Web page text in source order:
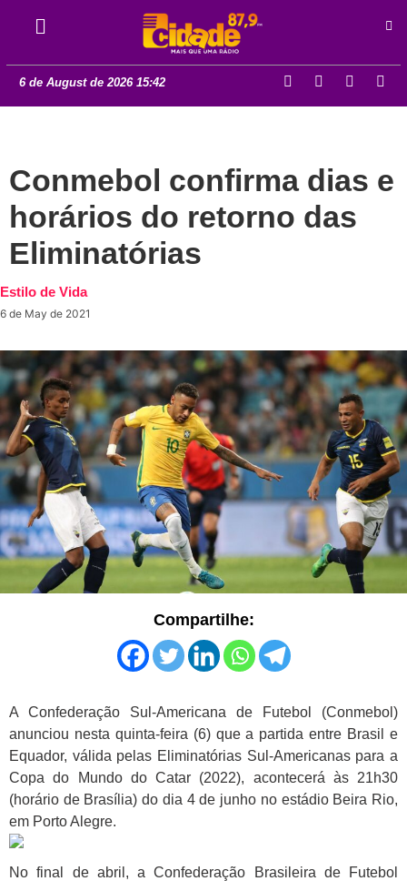
6 de August de 2026 15:42
Conmebol confirma dias e
horários do retorno das
Eliminatórias
Estilo de Vida
6 de May de 2021
Compartilhe:
A Confederação Sul-Americana de Futebol (Conmebol)
anunciou nesta quinta-feira (6) que a partida entre Brasil e
Equador, válida pelas Eliminatórias Sul-Americanas para a
Copa do Mundo do Catar (2022), acontecerá às 21h30
(horário de Brasília) do dia 4 de junho no estádio Beira Rio,
em Porto Alegre.
No final de abril, a Confederação Brasileira de Futebol